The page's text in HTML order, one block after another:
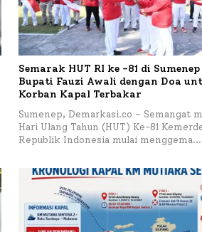
Semarak HUT RI ke -81 di
Bupati Fauzi Awali dengan Doa
Korban Kapal Terbakar
Sumenep, Demarkasi.co – Semangat
Hari Ulang Tahun (HUT) Ke-81
Republik Indonesia mulai menggema…